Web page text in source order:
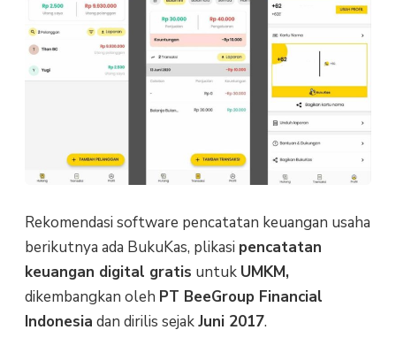
Rekomendasi software pencatatan keuangan usaha
berikutnya ada BukuKas, plikasi pencatatan
keuangan digital gratis untuk UMKM,
dikembangkan oleh PT BeeGroup Financial
Indonesia dan dirilis sejakJuni 2017.